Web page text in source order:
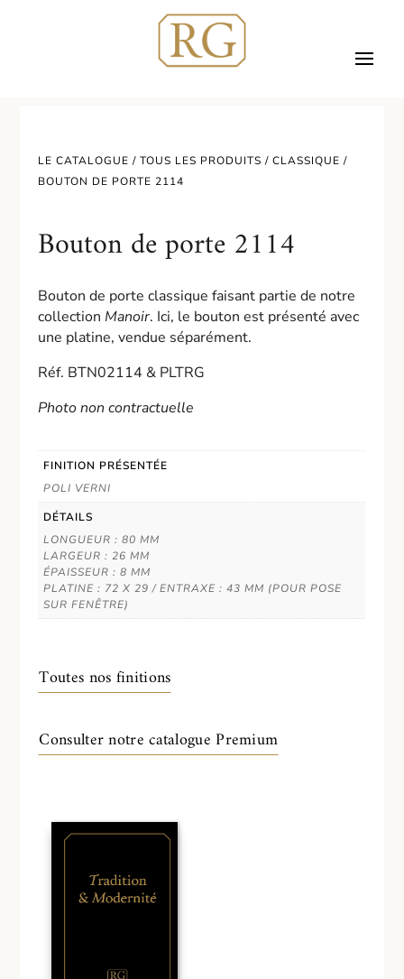
LE CATALOGUE /TOUS LES PRODUITS /CLASSIQUE /
BOUTON DE PORTE 2114
Bouton de porte 2114
Bouton de porte classique faisant partie de notre
collectionManoir. Ici, le bouton est présenté avec
une platine, vendue séparément.
Réf. BTN02114 & PLTRG
Photo non contractuelle
FINITION PRÉSENTÉE
POLI VERNI
DÉTAILS
LONGUEUR : 80 MM
LARGEUR : 26 MM
ÉPAISSEUR : 8 MM
PLATINE : 72 X 29 / ENTRAXE : 43 MM (POUR POSE
SUR FENÊTRE)
Toutes nos finitions
Consulter notre catalogue Premium